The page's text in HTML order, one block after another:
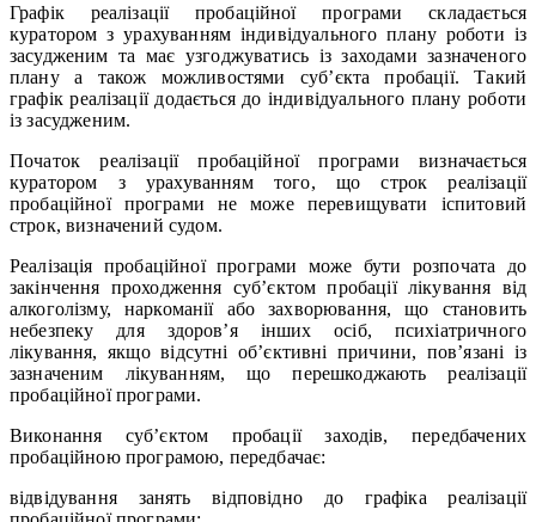
Графік реалізації пробаційної програми складається
куратором з урахуванням індивідуального плану роботи із
засудженим та має узгоджуватись із заходами зазначеного
плану а також можливостями суб’єкта пробації. Такий
графік реалізації додається до індивідуального плану роботи
із засудженим.
Початок реалізації пробаційної програми визначається
куратором з урахуванням того, що строк реалізації
пробаційної програми не може перевищувати іспитовий
строк, визначений судом.
Реалізація пробаційної програми може бути розпочата до
закінчення проходження суб’єктом пробації лікування від
алкоголізму, наркоманії або захворювання, що становить
небезпеку для здоров’я інших осіб, психіатричного
лікування, якщо відсутні об’єктивні причини, пов’язані із
зазначеним лікуванням, що перешкоджають реалізації
пробаційної програми.
Виконання суб’єктом пробації заходів, передбачених
пробаційною програмою, передбачає:
відвідування занять відповідно до графіка реалізації